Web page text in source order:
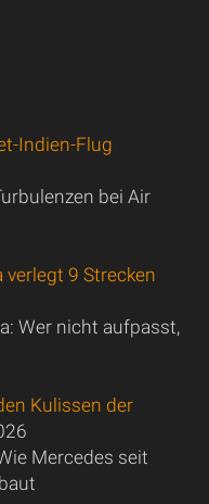
Indien-Flug
bei Air
9 Strecken
Wer nicht aufpasst,
Kulissen der
Mercedes seit